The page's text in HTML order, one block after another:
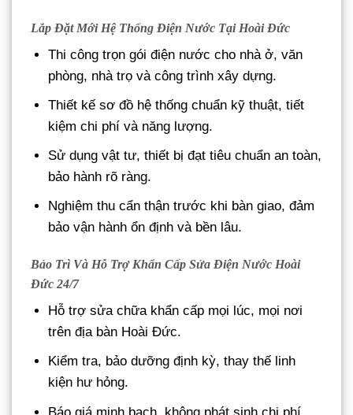
Lắp Đặt Mới Hệ Thống Điện Nước Tại Hoài Đức
Thi công trọn gói điện nước cho nhà ở, văn
phòng, nhà trọ và công trình xây dựng.
Thiết kế sơ đồ hệ thống chuẩn kỹ thuật, tiết
kiệm chi phí và năng lượng.
Sử dụng vật tư, thiết bị đạt tiêu chuẩn an toàn,
bảo hành rõ ràng.
Nghiệm thu cẩn thận trước khi bàn giao, đảm
bảo vận hành ổn định và bền lâu.
Bảo Trì Và Hỗ Trợ Khẩn Cấp Sửa Điện Nước Hoài
Đức 24/7
Hỗ trợ sửa chữa khẩn cấp mọi lúc, mọi nơi
trên địa bàn Hoài Đức.
Kiểm tra, bảo dưỡng định kỳ, thay thế linh
kiện hư hỏng.
Báo giá minh bạch, không phát sinh chi phí